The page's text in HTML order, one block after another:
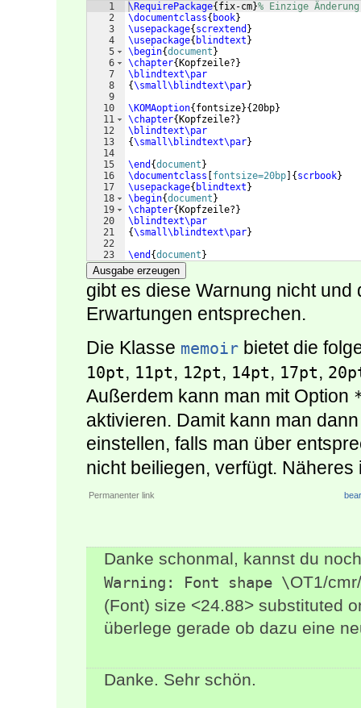
1
2
3
4
5
6
7
8
9
10
11
12
13
14
15
16
17
18
19
20
21
22
23
\RequirePackage{ fix-cm}% Einzige Änderung
\documentclass{ book}
\usepackage{ scrextend }
\usepackage{ blindtext }
\begin{document }
\chapter{ Kopfzeile? }
\blindtext\par
{\small\blindtext\par}
\KOMAoption{ fontsize}{20bp}
\chapter{ Kopfzeile? }
\blindtext\par
{\small\blindtext\par}
\end {document }
\documentclass
fontsize=20bp { scrbook}
\usepackage{ blindtext }
\begin{document }
\chapter{ Kopfzeile? }
\blindtext\par
{\small\blindtext\par}
\end {document }
Ausgabe erzeugen
gibt es diese Warnung nicht
Erwartungen entsprechen.
Die Klasse memoir bietet die
10pt, 11pt, 12pt, 14pt, 17pt,
Außerdem kann man mit Option
aktivieren. Damit kann man
einstellen, falls man über
nicht beiliegen, verfügt.
Permanenter link
Danke schonmal, kannst du
Warning: Font shape \OT1/
(Font) size <24.88> substituted
überlege gerade ob dazu eine
Danke. Sehr schön.